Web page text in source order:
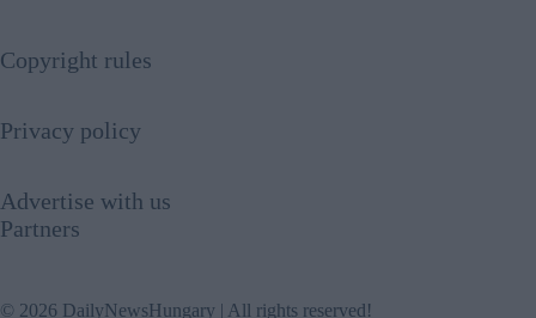
Copyright rules
Privacy policy
Advertise with us
Partners
© 2026 DailyNewsHungary | All rights reserved!